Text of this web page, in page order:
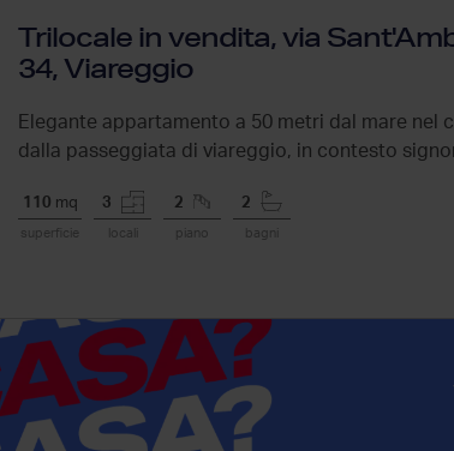
Trilocale in vendita, via
34, Viareggio
Elegante appartamento a 50 metri dal mare nel
dalla passeggiata di viareggio, in contesto
110 mq
superficie
3
locali
2
piano
2
bagni